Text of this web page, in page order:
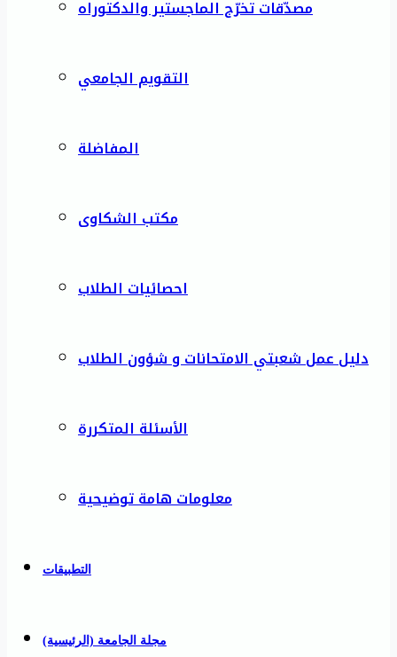
مصدّقات تخرّج الماجستير والدكتوراه
التقويم الجامعي
المفاضلة
مكتب الشكاوى
احصائيات الطلاب
دليل عمل شعبتي الامتحانات و شؤون الطلاب
الأسئلة المتكررة
معلومات هامة توضيحية
التطبيقات
مجلة الجامعة (الرئيسية)